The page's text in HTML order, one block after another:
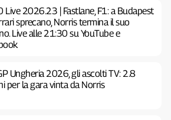
Live 2026.23 | Fastlane, F1: a Budapest
sprecano, Norris termina il suo
Live alle 21:30 su YouTube e
Ungheria 2026, gli ascolti TV: 2.8
per la gara vinta da Norris